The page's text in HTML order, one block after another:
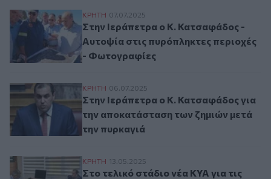
Στην Ιεράπετρα ο Κ. Κατσαφάδος -
ΚΡΗΤΗ 07.07.2025
Στην Ιεράπετρα ο Κ. Κατσαφάδος -
Αυτοψία στις πυρόπληκτες περιοχές
- Φωτογραφίες
Στην Ιεράπετρα ο Κ. Κατσαφάδος για
ΚΡΗΤΗ 06.07.2025
Στην Ιεράπετρα ο Κ. Κατσαφάδος για
την αποκατάσταση των ζημιών μετά
την πυρκαγιά
Στο τελικό στάδιο νέα ΚΥΑ για τις
ΚΡΗΤΗ 13.05.2025
Στο τελικό στάδιο νέα ΚΥΑ για τις